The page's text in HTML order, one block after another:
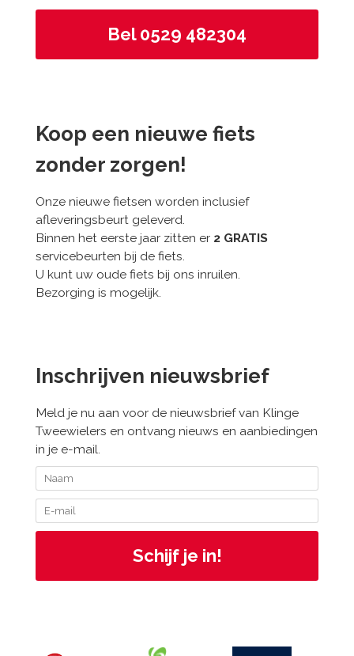
Bel 0529 482304
Koop een nieuwe fiets
zonder zorgen!
Onze nieuwe fietsen worden inclusief
afleveringsbeurt geleverd.
Binnen het eerste jaar zitten er 2 GRATIS
servicebeurten bij de fiets.
U kunt uw oude fiets bij ons inruilen.
Bezorging is mogelijk.
Inschrijven nieuwsbrief
Meld je nu aan voor de nieuwsbrief van Klinge
Tweewielers en ontvang nieuws en aanbiedingen
in je e-mail.